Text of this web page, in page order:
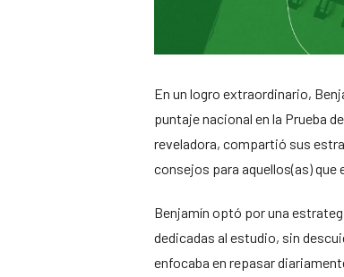
En un logro extraordinario,
puntaje nacional en la Prueba
reveladora, compartió sus
consejos para aquellos(as)
Benjamín optó por una
dedicadas al estudio, sin
enfocaba en repasar